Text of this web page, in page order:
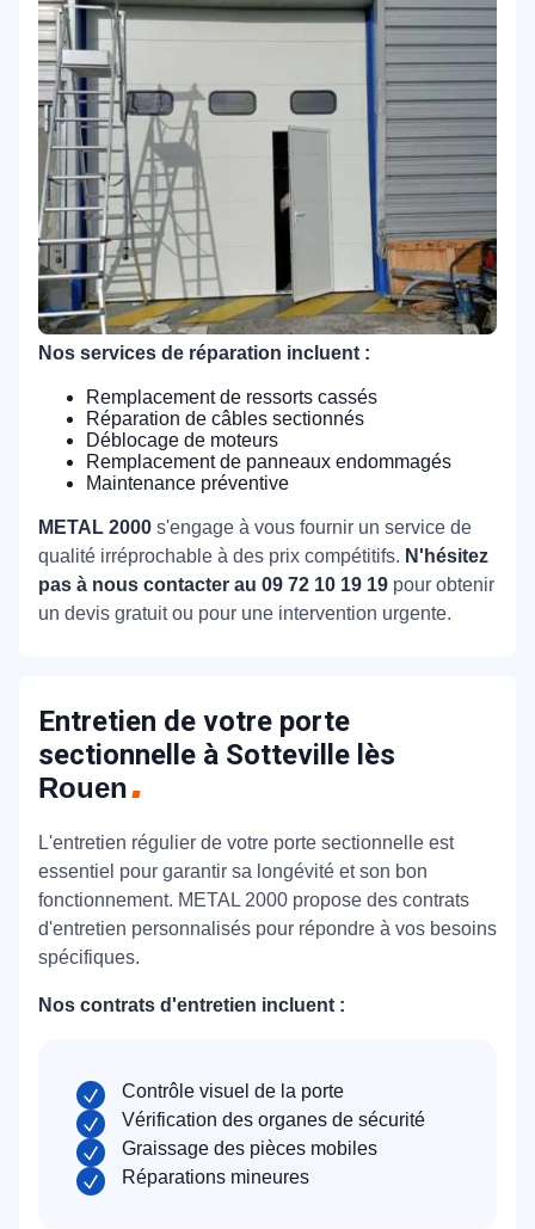
Nos services de réparation incluent :
Remplacement de ressorts cassés
Réparation de câbles sectionnés
Déblocage de moteurs
Remplacement de panneaux endommagés
Maintenance préventive
METAL 2000 s'engage à vous fournir un service de
qualité irréprochable à des prix compétitifs. N'hésitez
pas à nous contacter au 09 72 10 19 19 pour obtenir
un devis gratuit ou pour une intervention urgente.
Entretien de votre porte
sectionnelle à Sotteville lès
Rouen
L'entretien régulier de votre porte sectionnelle est
essentiel pour garantir sa longévité et son bon
fonctionnement. METAL 2000 propose des contrats
d'entretien personnalisés pour répondre à vos besoins
spécifiques.
Nos contrats d'entretien incluent :
Contrôle visuel de la porte
Vérification des organes de sécurité
Graissage des pièces mobiles
Réparations mineures